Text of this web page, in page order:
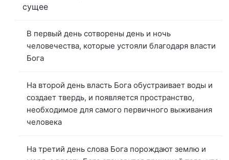
сущее
В первый день сотворены день и ночь
человечества, которые устояли благодаря власти
Бога
На второй день власть Бога обустраивает воды и
создает твердь, и появляется пространство,
необходимое для самого первичного выживания
человека
На третий день слова Бога порождают землю и